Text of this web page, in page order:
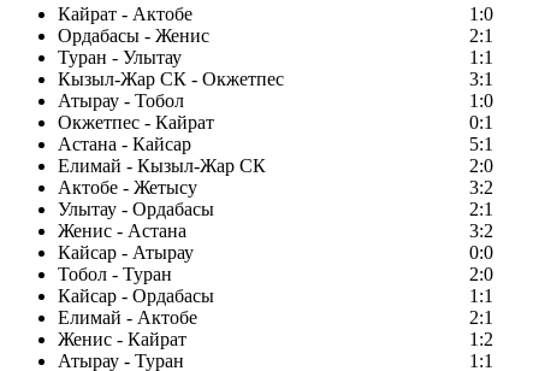
Кайрат - Актобе
1:0
Ордабасы - Женис
2:1
Туран - Улытау
1:1
Кызыл-Жар СК - Окжетпес
3:1
Атырау - Тобол
1:0
Окжетпес - Кайрат
0:1
Астана - Кайсар
5:1
Елимай - Кызыл-Жар СК
2:0
Актобе - Жетысу
3:2
Улытау - Ордабасы
2:1
Женис - Астана
3:2
Кайсар - Атырау
0:0
Тобол - Туран
2:0
Кайсар - Ордабасы
1:1
Елимай - Актобе
2:1
Женис - Кайрат
1:2
Атырау - Туран
1:1